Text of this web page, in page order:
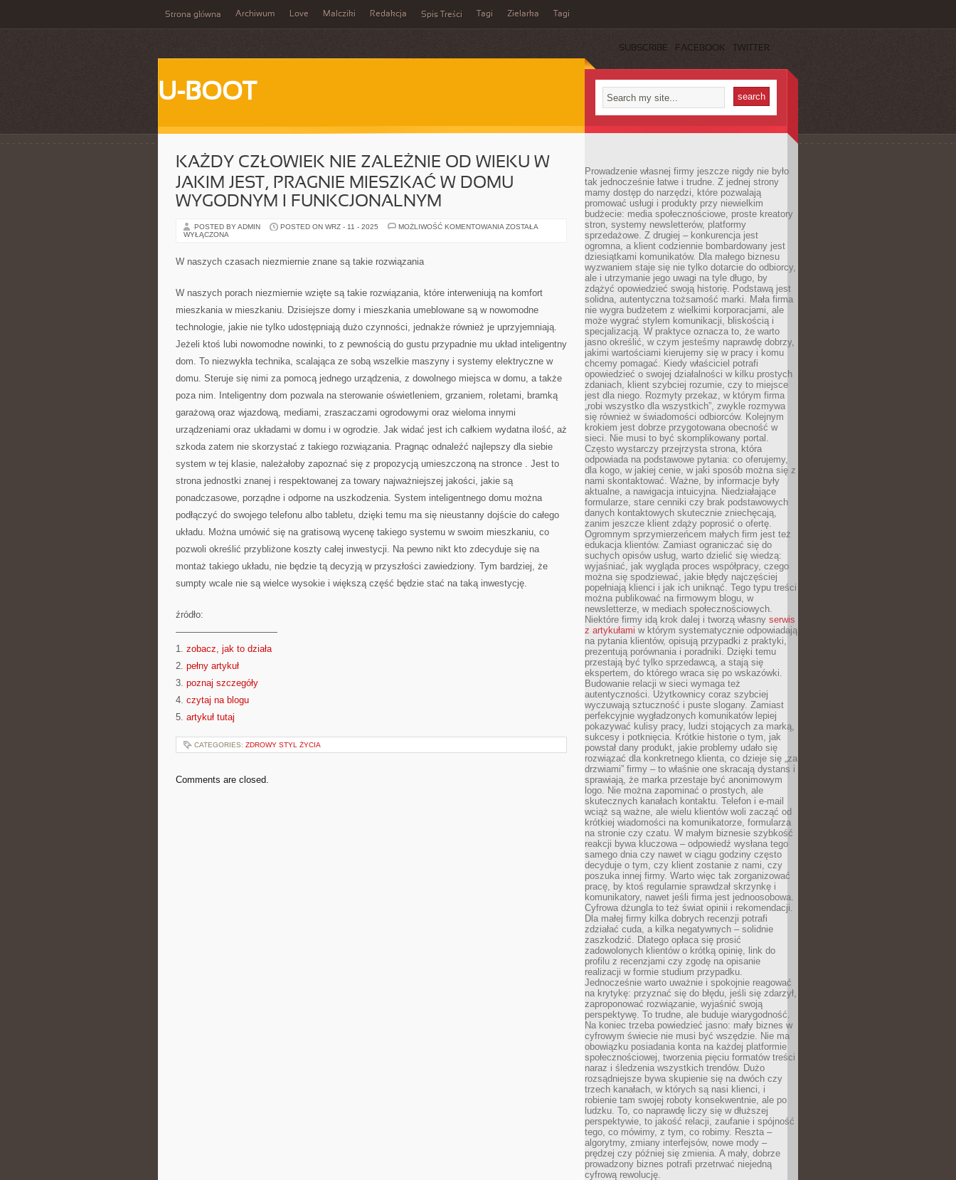
Strona główna Archiwum Love Malcziki Redakcja Spis Treści Tagi Zielarka Tagi
SUBSCRIBE FACEBOOK TWITTER
U-BOOT
KAŻDY CZŁOWIEK NIE ZALEŻNIE OD WIEKU W
JAKIM JEST, PRAGNIE MIESZKAĆ W DOMU
WYGODNYM I FUNKCJONALNYM
POSTED BY ADMIN POSTED ON WRZ - 11 - 2025 MOŻLIWOŚĆ KOMENTOWANIA KAŻDY
JEST,
PRAGNIE
W
WYGODNYM
FUNKCJONALNYM
ZOSTAŁA
WYŁĄCZONA
W naszych czasach niezmiernie znane są takie rozwiązania
W naszych porach niezmiernie wzięte są takie rozwiązania, które interweniują na komfort
mieszkania w mieszkaniu. Dzisiejsze domy i mieszkania umeblowane są w nowomodne
technologie, jakie nie tylko udostępniają dużo czynności, jednakże również je uprzyjemniają.
Jeżeli ktoś lubi nowomodne nowinki, to z pewnością do gustu przypadnie mu układ inteligentny
dom. To niezwykła technika, scalająca ze sobą wszelkie maszyny i systemy elektryczne w
domu. Steruje się nimi za pomocą jednego urządzenia, z dowolnego miejsca w domu, a także
poza nim. Inteligentny dom pozwala na sterowanie oświetleniem, grzaniem, roletami, bramką
garażową oraz wjazdową, mediami, zraszaczami ogrodowymi oraz wieloma innymi
urządzeniami oraz układami w domu i w ogrodzie. Jak widać jest ich całkiem wydatna ilość, aż
szkoda zatem nie skorzystać z takiego rozwiązania. Pragnąc odnaleźć najlepszy dla siebie
system w tej klasie, należałoby zapoznać się z propozycją umieszczoną na stronce . Jest to
strona jednostki znanej i respektowanej za towary najważniejszej jakości, jakie są
ponadczasowe, porządne i odporne na uszkodzenia. System inteligentnego domu można
podłączyć do swojego telefonu albo tabletu, dzięki temu ma się nieustanny dojście do całego
układu. Można umówić się na gratisową wycenę takiego systemu w swoim mieszkaniu, co
pozwoli określić przybliżone koszty całej inwestycji. Na pewno nikt kto zdecyduje się na
montaż takiego układu, nie będzie tą decyzją w przyszłości zawiedziony. Tym bardziej, że
sumpty wcale nie są wielce wysokie i większą część będzie stać na taką inwestycję.
źródło:
———————————
1. zobacz, jak to działa
2. pełny artykuł
3. poznaj szczegóły
4. czytaj na blogu
5. artykuł tutaj
CATEGORIES: ZDROWY STYL ŻYCIA
Comments are closed.
Prowadzenie własnej firmy jeszcze nigdy nie było
tak jednocześnie łatwe i trudne. Z jednej strony
mamy dostęp do narzędzi, które pozwalają
promować usługi i produkty przy niewielkim
budżecie: media społecznościowe, proste kreatory
stron, systemy newsletterów, platformy
sprzedażowe. Z drugiej – konkurencja jest
ogromna, a klient codziennie bombardowany jest
dziesiątkami komunikatów. Dla małego biznesu
wyzwaniem staje się nie tylko dotarcie do odbiorcy,
ale i utrzymanie jego uwagi na tyle długo, by
zdążyć opowiedzieć swoją historię. Podstawą jest
solidna, autentyczna tożsamość marki. Mała firma
nie wygra budżetem z wielkimi korporacjami, ale
może wygrać stylem komunikacji, bliskością i
specjalizacją. W praktyce oznacza to, że warto
jasno określić, w czym jesteśmy naprawdę dobrzy,
jakimi wartościami kierujemy się w pracy i komu
chcemy pomagać. Kiedy właściciel potrafi
opowiedzieć o swojej działalności w kilku prostych
zdaniach, klient szybciej rozumie, czy to miejsce
jest dla niego. Rozmyty przekaz, w którym firma
„robi wszystko dla wszystkich”, zwykle rozmywa
się również w świadomości odbiorców. Kolejnym
krokiem jest dobrze przygotowana obecność w
sieci. Nie musi to być skomplikowany portal.
Często wystarczy przejrzysta strona, która
odpowiada na podstawowe pytania: co oferujemy,
dla kogo, w jakiej cenie, w jaki sposób można się z
nami skontaktować. Ważne, by informacje były
aktualne, a nawigacja intuicyjna. Niedziałające
formularze, stare cenniki czy brak podstawowych
danych kontaktowych skutecznie zniechęcają,
zanim jeszcze klient zdąży poprosić o ofertę.
Ogromnym sprzymierzeńcem małych firm jest też
edukacja klientów. Zamiast ograniczać się do
suchych opisów usług, warto dzielić się wiedzą:
wyjaśniać, jak wygląda proces współpracy, czego
można się spodziewać, jakie błędy najczęściej
popełniają klienci i jak ich uniknąć. Tego typu treści
można publikować na firmowym blogu, w
newsletterze, w mediach społecznościowych.
Niektóre firmy idą krok dalej i tworzą własny serwis
z artykułami w którym systematycznie odpowiadają
na pytania klientów, opisują przypadki z praktyki,
prezentują porównania i poradniki. Dzięki temu
przestają być tylko sprzedawcą, a stają się
ekspertem, do którego wraca się po wskazówki.
Budowanie relacji w sieci wymaga też
autentyczności. Użytkownicy coraz szybciej
wyczuwają sztuczność i puste slogany. Zamiast
perfekcyjnie wygładzonych komunikatów lepiej
pokazywać kulisy pracy, ludzi stojących za marką,
sukcesy i potknięcia. Krótkie historie o tym, jak
powstał dany produkt, jakie problemy udało się
rozwiązać dla konkretnego klienta, co dzieje się „za
drzwiami” firmy – to właśnie one skracają dystans i
sprawiają, że marka przestaje być anonimowym
logo. Nie można zapominać o prostych, ale
skutecznych kanałach kontaktu. Telefon i e-mail
wciąż są ważne, ale wielu klientów woli zacząć od
krótkiej wiadomości na komunikatorze, formularza
na stronie czy czatu. W małym biznesie szybkość
reakcji bywa kluczowa – odpowiedź wysłana tego
samego dnia czy nawet w ciągu godziny często
decyduje o tym, czy klient zostanie z nami, czy
poszuka innej firmy. Warto więc tak zorganizować
pracę, by ktoś regularnie sprawdzał skrzynkę i
komunikatory, nawet jeśli firma jest jednoosobowa.
Cyfrowa dżungla to też świat opinii i rekomendacji.
Dla małej firmy kilka dobrych recenzji potrafi
zdziałać cuda, a kilka negatywnych – solidnie
zaszkodzić. Dlatego opłaca się prosić
zadowolonych klientów o krótką opinię, link do
profilu z recenzjami czy zgodę na opisanie
realizacji w formie studium przypadku.
Jednocześnie warto uważnie i spokojnie reagować
na krytykę: przyznać się do błędu, jeśli się zdarzył,
zaproponować rozwiązanie, wyjaśnić swoją
perspektywę. To trudne, ale buduje wiarygodność.
Na koniec trzeba powiedzieć jasno: mały biznes w
cyfrowym świecie nie musi być wszędzie. Nie ma
obowiązku posiadania konta na każdej platformie
społecznościowej, tworzenia pięciu formatów treści
naraz i śledzenia wszystkich trendów. Dużo
rozsądniejsze bywa skupienie się na dwóch czy
trzech kanałach, w których są nasi klienci, i
robienie tam swojej roboty konsekwentnie, ale po
ludzku. To, co naprawdę liczy się w dłuższej
perspektywie, to jakość relacji, zaufanie i spójność
tego, co mówimy, z tym, co robimy. Reszta –
algorytmy, zmiany interfejsów, nowe mody –
prędzej czy później się zmienia. A mały, dobrze
prowadzony biznes potrafi przetrwać niejedną
cyfrową rewolucję.